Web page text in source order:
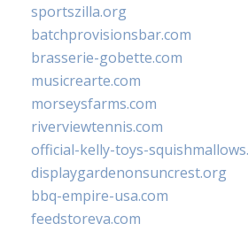
sportszilla.org
batchprovisionsbar.com
brasserie-gobette.com
musicrearte.com
morseysfarms.com
riverviewtennis.com
official-kelly-toys-
displaygardenonsuncrest.org
bbq-empire-usa.com
feedstoreva.com